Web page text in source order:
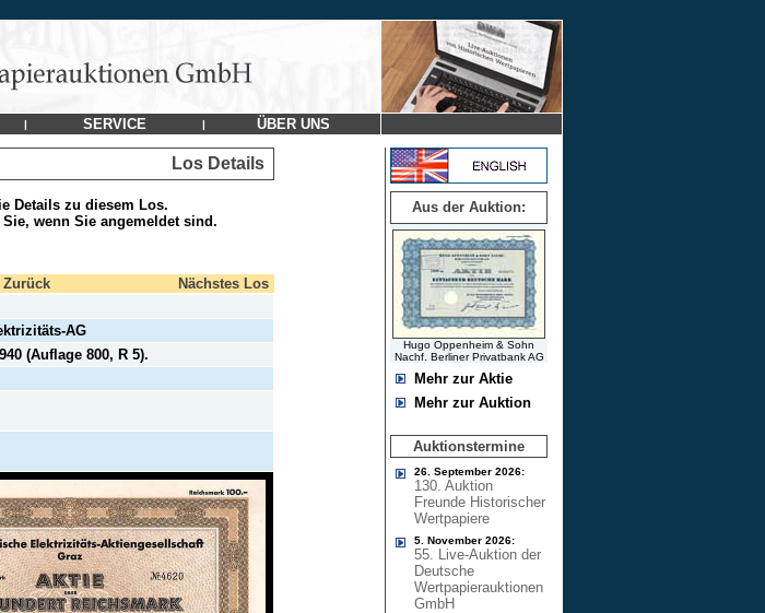
| SERVICE | ÜBER UNS
Los Details
Details zu diesem Los.
wenn Sie angemeldet sind.
Zurück
Nächstes Los
AG
(Auflage 800, R 5).
Aus der Auktion:
Hugo Oppenheim & Sohn
Nachf. Berliner Privatbank AG
Mehr zur Aktie
Mehr zur Auktion
Auktionstermine
26. September 2026:
130. Auktion
Freunde Historischer
Wertpapiere
5. November 2026:
55. Live-Auktion der
Deutsche
Wertpapierauktionen
GmbH